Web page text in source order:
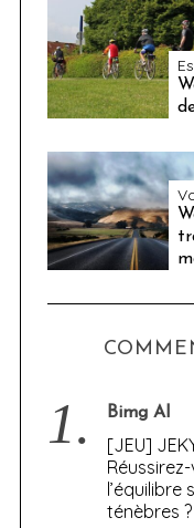
1. Bimg AI
[JEU]
l’équilibre
ténèbres ?